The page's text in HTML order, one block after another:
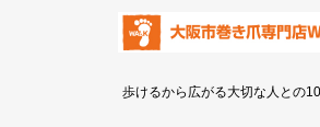
歩けるから広がる大切な人との